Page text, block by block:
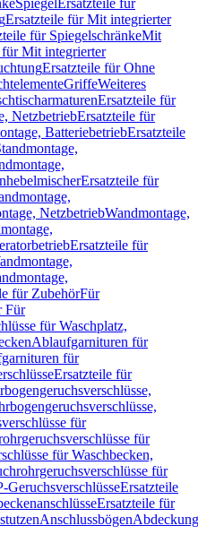
Spiegel Ersatzteile für
Ersatzteile für Mit integrierter
für SpiegelschränkeMit
für Mit integrierter
Ersatzteile für Ohne
GriffeWeiteres
Ersatzteile für
NetzbetriebErsatzteile für
BatteriebetriebErsatzteile
Ersatzteile für
NetzbetriebWandmontage,
Ersatzteile für
für ZubehörFür
Für
für Waschplatz,
Ablaufgarnituren für
für
Ersatzteile für
für
für
für Waschbecken,
für
GeruchsverschlüsseErsatzteile
Ersatzteile für
Anschlussbögen